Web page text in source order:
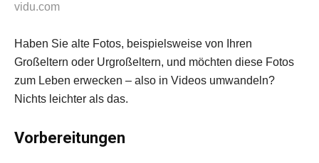
vidu.com
Haben Sie alte Fotos, beispielsweise von Ihren
Großeltern oder Urgroßeltern, und möchten diese Fotos
zum Leben erwecken – also in Videos umwandeln?
Nichts leichter als das.
Vorbereitungen